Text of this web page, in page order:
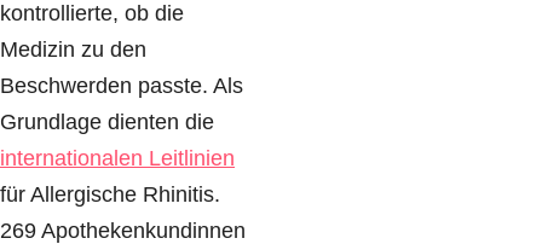
kontrollierte, ob die
Medizin zu den
Beschwerden passte. Als
Grundlage dienten die
internationalen Leitlinien
für Allergische Rhinitis.
269 Apothekenkundinnen